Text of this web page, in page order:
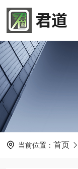
当前位置： 首页